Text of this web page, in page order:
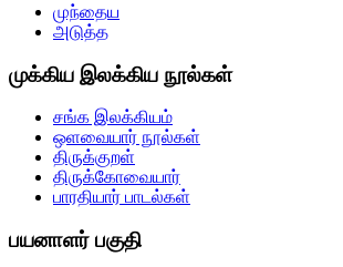
முந்தைய
அடுத்த
முக்கிய இலக்கிய நூல்கள்
சங்க இலக்கியம்
ஒளவையார் நூல்கள்
திருக்குறள்
திருக்கோவையார்
பாரதியார் பாடல்கள்
பயனாளர் பகுதி